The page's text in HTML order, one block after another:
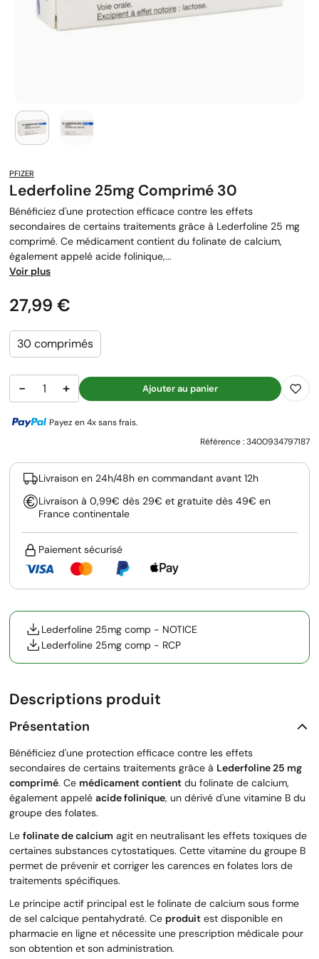
PFIZER
Lederfoline 25mg Comprimé 30
Bénéficiez d'une protection efficace contre les effets
secondaires de certains traitements grâce à Lederfoline 25 mg
comprimé. Ce médicament contient du folinate de calcium,
également appelé acide folinique,...
Voir plus
Prix
27,99 €
30 comprimés
− + Ajouter au panier
Payez en 4x sans frais.
Référence :3400934797187
Livraison en 24h/48h en commandant avant 12h
Livraison à 0,99€ dès 29€ et gratuite dès 49€ en
France continentale
Paiement sécurisé
Lederfoline 25mg comp - NOTICE
Lederfoline 25mg comp - RCP
Descriptions produit
Présentation
Bénéficiez d'une protection efficace contre les effets
secondaires de certains traitements grâce à Lederfoline 25 mg
comprimé. Ce médicament contient du folinate de calcium,
également appelé acide folinique, un dérivé d'une vitamine B du
groupe des folates.
Le folinate de calcium agit en neutralisant les effets toxiques de
certaines substances cytostatiques. Cette vitamine du groupe B
permet de prévenir et corriger les carences en folates lors de
traitements spécifiques.
Le principe actif principal est le folinate de calcium sous forme
de sel calcique pentahydraté. Ce produit est disponible en
pharmacie en ligne et nécessite une prescription médicale pour
son obtention et son administration.